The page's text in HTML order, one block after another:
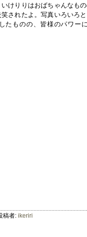
けりりはおばちゃんなも
されたよ。写真いろいろ
たものの、皆様のパワー
稿者: ikeriri